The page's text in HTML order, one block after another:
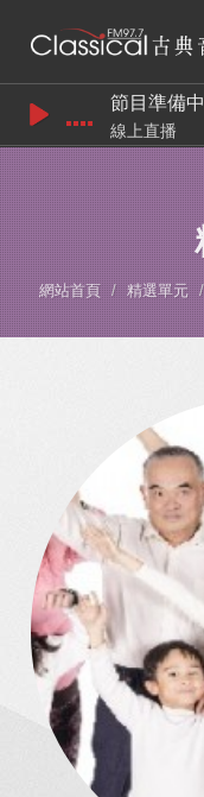
節目準備中
線上直播